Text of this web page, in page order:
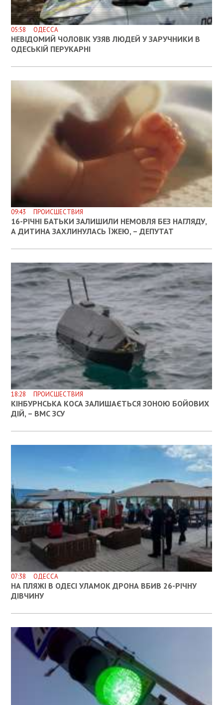
05:58 ОДЕССА
НЕВІДОМИЙ ЧОЛОВІК УЗЯВ ЛЮДЕЙ У ЗАРУЧНИКИ В
ОДЕСЬКІЙ ПЕРУКАРНІ
09:43 ПРОИСШЕСТВИЯ
16-РІЧНІ БАТЬКИ ЗАЛИШИЛИ НЕМОВЛЯ БЕЗ НАГЛЯДУ,
А ДИТИНА ЗАХЛИНУЛАСЬ ЇЖЕЮ, – ДЕПУТАТ
18:28 ПРОИСШЕСТВИЯ
КІНБУРНСЬКА КОСА ЗАЛИШАЄТЬСЯ ЗОНОЮ БОЙОВИХ
ДІЙ, – ВМС ЗСУ
07:38 ОДЕССА
НА ПЛЯЖІ В ОДЕСІ УЛАМОК ДРОНА ВБИВ 26-РІЧНУ
ДІВЧИНУ